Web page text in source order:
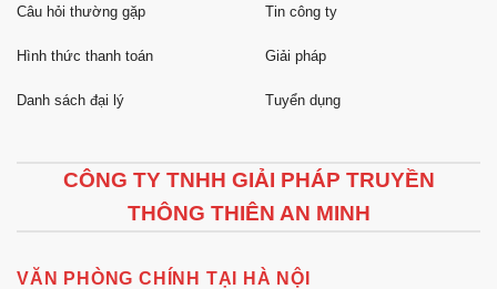
Câu hỏi thường gặp
Hình thức thanh toán
Danh sách đại lý
Tin công ty
Giải pháp
Tuyển dụng
CÔNG TY TNHH GIẢI PHÁP TRUYỀN
THÔNG THIÊN AN MINH
VĂN PHÒNG CHÍNH TẠI HÀ NỘI